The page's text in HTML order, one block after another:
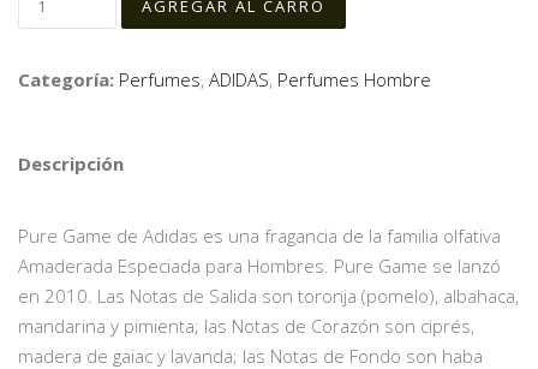
Categoría: Perfumes, ADIDAS, Perfumes Hombre
Descripción
Pure Game de Adidas es una fragancia de la familia olfativa
Amaderada Especiada para Hombres. Pure Game se lanzó
en 2010. Las Notas de Salida son toronja (pomelo), albahaca,
mandarina y pimienta; las Notas de Corazón son ciprés,
madera de gaiac y lavanda; las Notas de Fondo son haba